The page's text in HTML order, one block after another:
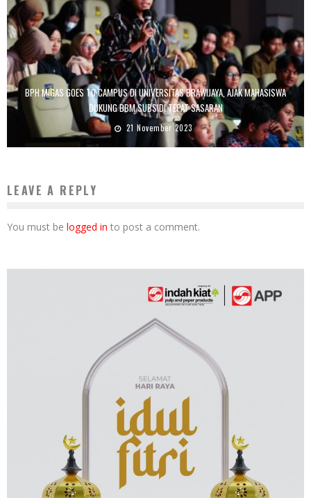
BPH MIGAS GOES TO CAMPUS DI UNIVERSITAS BRAWIJAYA, AJAK MAHASISWA
DUKUNG BBM SUBSIDI TEPAT SASARAN
21 November 2023
LEAVE A REPLY
You must be logged in to post a comment.